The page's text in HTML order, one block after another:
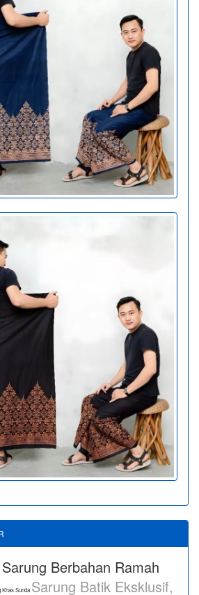
Sarung Berbahan Ramah
Khas Sunda Sarung Batik Eksklusif,